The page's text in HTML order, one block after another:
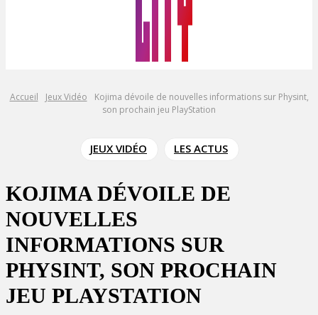
Accueil Jeux Vidéo
Kojima dévoile de nouvelles informations sur Physint,
son prochain jeu PlayStation
JEUX VIDÉO LES ACTUS
KOJIMA DÉVOILE DE
NOUVELLES
INFORMATIONS SUR
PHYSINT, SON PROCHAIN
JEU PLAYSTATION